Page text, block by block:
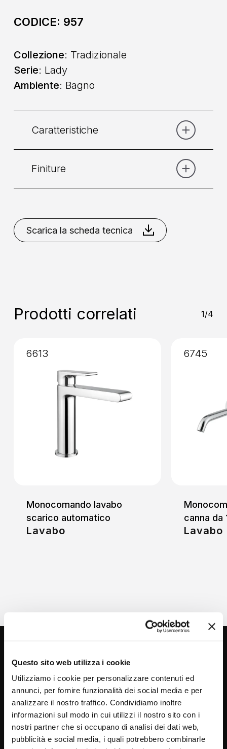
Questo sito web utilizza i cookie
Utilizziamo i cookie per personalizzare contenuti ed
annunci, per fornire funzionalità dei social media e per
analizzare il nostro traffico. Condividiamo inoltre
informazioni sul modo in cui utilizzi il nostro sito con i
nostri partner che si occupano di analisi dei dati web,
pubblicità e social media, i quali potrebbero combinarle
CODICE: 957
Collezione: Tradizionale
Serie: Lady
Ambiente: Bagno
Caratteristiche
Comando: Doppio Comando
Finiture
Bronzo Cromo
Cromo
Dorato
Dorato
Ottone
Naturale
Rame
Scarica la scheda tecnica
Prodotti correlati 1/4
Monocomando lavabo
scarico automatico
Lavabo
6613
canna da
Lavabo
6745
Via C. Rolando 111, Gozzano (NO) 28024
P.IVA 00265030031